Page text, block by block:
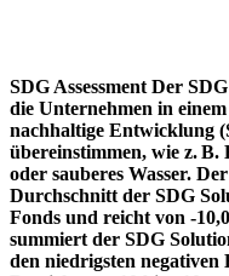
SDG Assessment Der
die Unternehmen in
nachhaltige Entwicklung
übereinstimmen, wie z.
oder sauberes Wasser.
Durchschnitt der SDG
Fonds und reicht von -
summiert der SDG
den niedrigsten negativen